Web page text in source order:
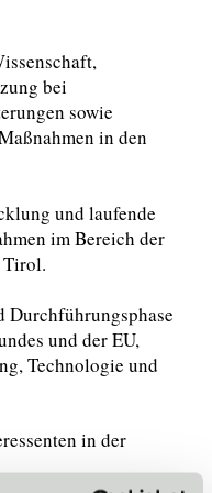
bei
sowie
in den
und laufende
im Bereich der
Tirol.
Durchführungsphase
und der EU,
Technologie und
in der